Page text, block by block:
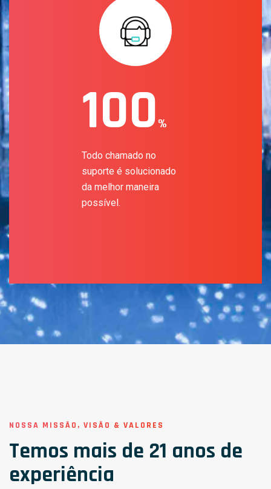
100%
Todo chamado no
suporte é solucionado
da melhor maneira
possível.
NOSSA MISSÃO, VISÃO & VALORES
Temos mais de 21 anos de
experiência